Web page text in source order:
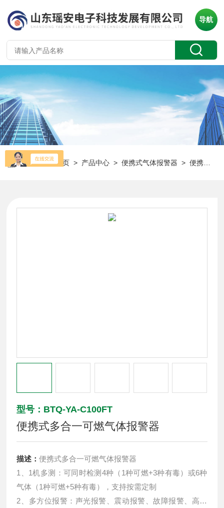
导航
当前位置：首页 > 产品中心 >便携式气体报警器 >便携多合一气体探测器
型号：BTQ-YA-C100FT
便携式多合一可燃气体报警器
描述：便携式多合一可燃气体报警器
1、1机多测：可同时检测4种（1种可燃+3种有毒）或6种
气体（1种可燃+5种有毒），支持按需定制
2、多方位报警：声光报警、震动报警、故障报警、高低